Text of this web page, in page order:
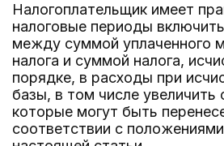
Налогоплательщик имеет
налоговые периоды
между суммой уплаченного
налога и суммой налога,
порядке, в расходы при
базы, в том числе
которые могут быть
соответствии с